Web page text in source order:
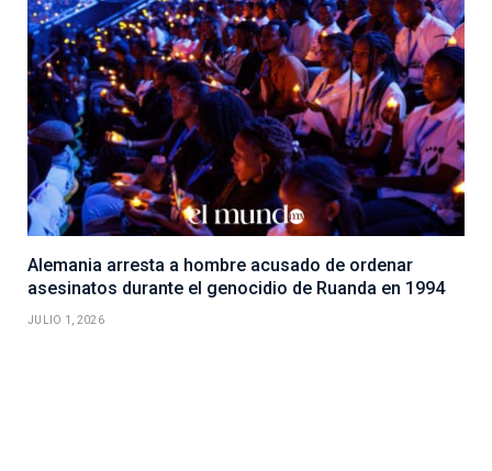
Alemania arresta a hombre acusado de ordenar
asesinatos durante el genocidio de Ruanda en 1994
JULIO 1, 2026